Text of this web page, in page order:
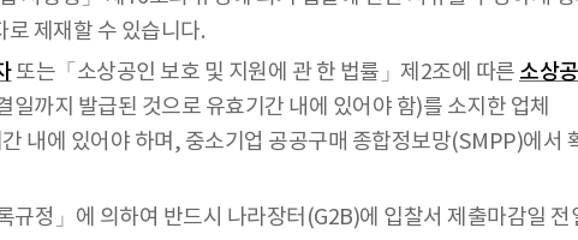
제재할 수 있습니다.
또는「소상공인 보호 및 지원에 관 한 법률」제2조에 따른 소상
일까지 발급된 것으로 유효기간 내에 있어야 함)를 소지한 업체
내에 있어야 하며, 중소기업 공공구매 종합정보망(SMPP)에서
정」에 의하여 반드시 나라장터(G2B)에 입찰서 제출마감일 전